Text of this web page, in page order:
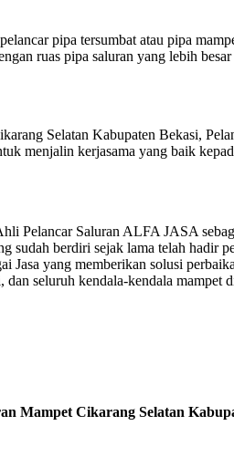
pipa tersumbat atau pipa
ruas pipa saluran yang lebih
Selatan Kabupaten Bekasi,
menjalin kerjasama yang baik
Pelancar Saluran ALFA JASA
sudah berdiri sejak lama telah
yang memberikan solusi
seluruh kendala-kendala mampet
Mampet Cikarang Selatan